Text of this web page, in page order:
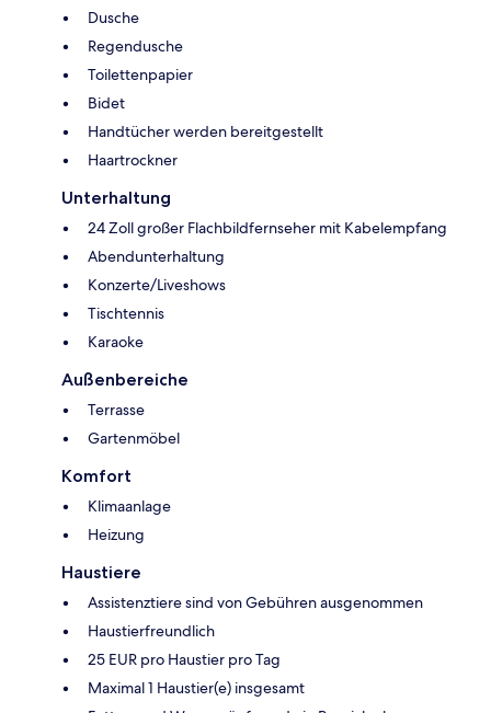
Dusche
Regendusche
Toilettenpapier
Bidet
Handtücher werden bereitgestellt
Haartrockner
Unterhaltung
24 Zoll großer Flachbildfernseher mit Kabelempfang
Abendunterhaltung
Konzerte/Liveshows
Tischtennis
Karaoke
Außenbereiche
Terrasse
Gartenmöbel
Komfort
Klimaanlage
Heizung
Haustiere
Assistenztiere sind von Gebühren ausgenommen
Haustierfreundlich
25 EUR pro Haustier pro Tag
Maximal 1 Haustier(e) insgesamt